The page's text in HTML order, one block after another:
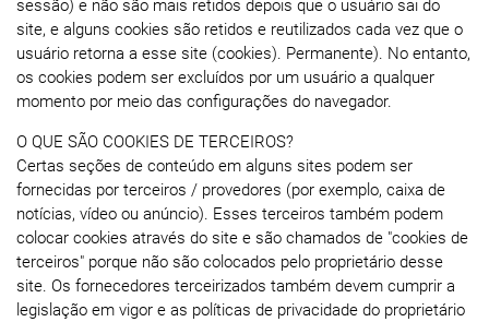
sessão) e não são mais retidos depois que o usuário sai do
site, e alguns cookies são retidos e reutilizados cada vez que o
usuário retorna a esse site (cookies). Permanente). No entanto,
os cookies podem ser excluídos por um usuário a qualquer
momento por meio das configurações do navegador.
O QUE SÃO COOKIES DE TERCEIROS?
Certas seções de conteúdo em alguns sites podem ser
fornecidas por terceiros / provedores (por exemplo, caixa de
notícias, vídeo ou anúncio). Esses terceiros também podem
colocar cookies através do site e são chamados de "cookies de
terceiros" porque não são colocados pelo proprietário desse
site. Os fornecedores terceirizados também devem cumprir a
legislação em vigor e as políticas de privacidade do proprietário